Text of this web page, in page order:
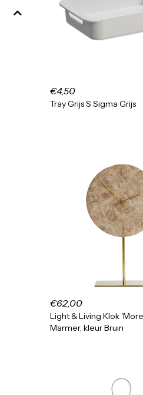
€4,50
Tray Grijs S Sigma Grijs
€62,00
Light & Living Klok
Marmer, kleur Bruin